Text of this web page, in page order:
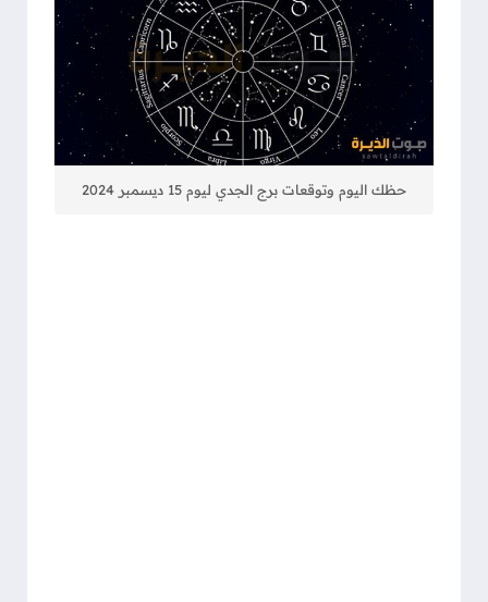
حظك اليوم وتوقعات برج الجدي ليوم 15 ديسمبر 2024